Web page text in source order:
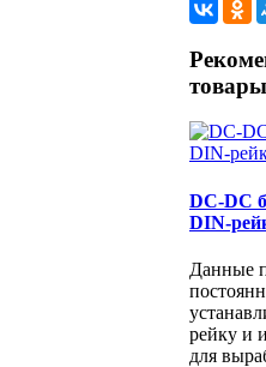
товары
DC-DС
DIN-
Данные
рейку и
для